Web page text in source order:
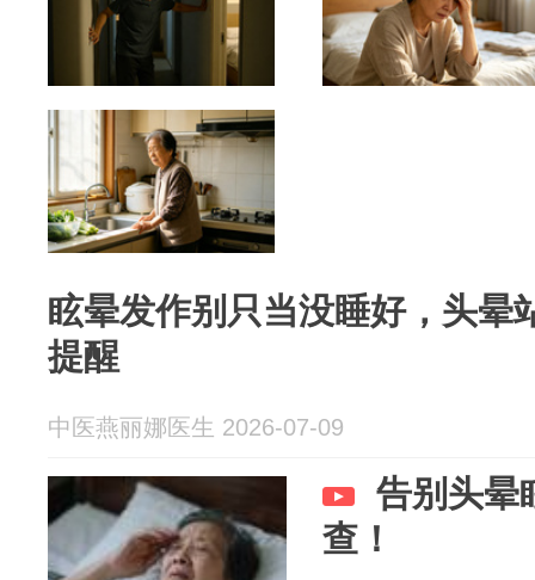
眩晕发作别只当没睡好，头晕
提醒
中医燕丽娜医生 2026-07-09
告别头晕
查！